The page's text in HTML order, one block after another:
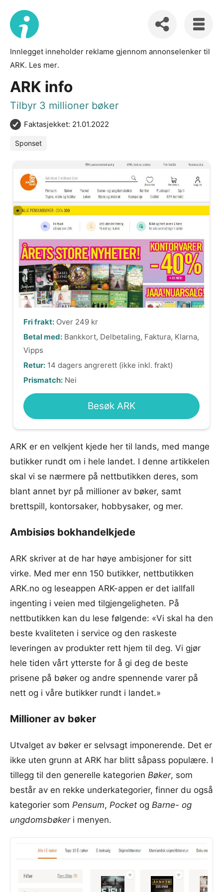
Innlegget inneholder reklame gjennom annonselenker til
ARK. Les mer.
ARK info
Tilbyr 3 millioner bøker
Faktasjekket: 21.01.2022
Sponset
Fri frakt: Over 249 kr
Betal med: Bankkort, Delbetaling, Faktura, Klarna,
Vipps
Retur: 14 dagers angrerett (ikke inkl. frakt)
Prismatch: Nei
Besøk ARK
ARK er en velkjent kjede her til lands, med mange
butikker rundt om i hele landet. I denne artikkelen
skal vi se nærmere på nettbutikken deres, som
blant annet byr på millioner av bøker, samt
brettspill, kontorsaker, hobbysaker, og mer.
Ambisiøs bokhandelkjede
ARK skriver at de har høye ambisjoner for sitt
virke. Med mer enn 150 butikker, nettbutikken
ARK.no og leseappen ARK-appen er det iallfall
ingenting i veien med tilgjengeligheten. På
nettbutikken kan du lese følgende: «Vi skal ha den
beste kvaliteten i service og den raskeste
leveringen av produkter rett hjem til deg. Vi gjør
hele tiden vårt ytterste for å gi deg de beste
prisene på bøker og andre spennende varer på
nett og i våre butikker rundt i landet.»
Millioner av bøker
Utvalget av bøker er selvsagt imponerende. Det er
ikke uten grunn at ARK har blitt såpass populære. I
tillegg til den generelle kategorien Bøker, som
består av en rekke underkategorier, finner du også
kategorier som Pensum, Pocket og Barne- og
ungdomsbøkeri menyen.